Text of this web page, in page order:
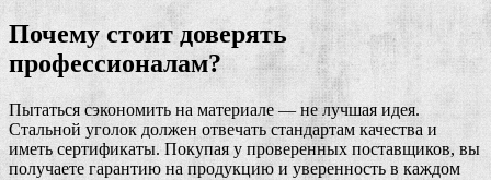
Почему стоит доверять
профессионалам?
Пытаться сэкономить на материале — не лучшая идея.
Стальной уголок должен отвечать стандартам качества и
иметь сертификаты. Покупая у проверенных поставщиков, вы
получаете гарантию на продукцию и уверенность в каждом